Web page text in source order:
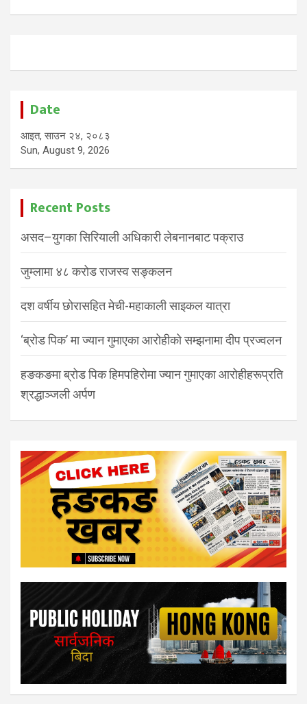
Date
आइत, साउन २४, २०८३
Sun, August 9, 2026
Recent Posts
असद–युगका सिरियाली अधिकारी लेबनानबाट पक्राउ
जुम्लामा ४८ करोड राजस्व सङ्कलन
दश वर्षीय छोरासहित मेची-महाकाली साइकल यात्रा
‘ब्रोड पिक’ मा ज्यान गुमाएका आरोहीको सम्झनामा दीप प्रज्वलन
हङकङमा ब्रोड पिक हिमपहिरोमा ज्यान गुमाएका आरोहीहरूप्रति
श्रद्धाञ्जली अर्पण